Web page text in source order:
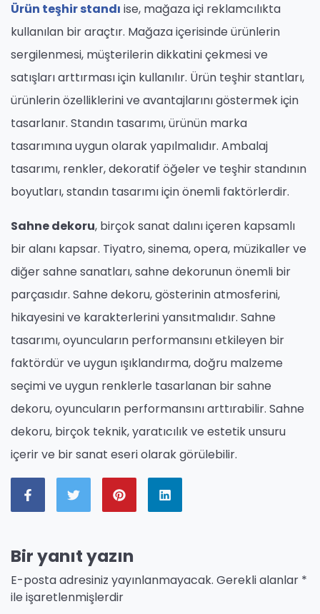
Ürün teşhir standı ise, mağaza içi reklamcılıkta
kullanılan bir araçtır. Mağaza içerisinde ürünlerin
sergilenmesi, müşterilerin dikkatini çekmesi ve
satışları arttırması için kullanılır. Ürün teşhir stantları,
ürünlerin özelliklerini ve avantajlarını göstermek için
tasarlanır. Standın tasarımı, ürünün marka
tasarımına uygun olarak yapılmalıdır. Ambalaj
tasarımı, renkler, dekoratif öğeler ve teşhir standının
boyutları, standın tasarımı için önemli faktörlerdir.
Sahne dekoru, birçok sanat dalını içeren kapsamlı
bir alanı kapsar. Tiyatro, sinema, opera, müzikaller ve
diğer sahne sanatları, sahne dekorunun önemli bir
parçasıdır. Sahne dekoru, gösterinin atmosferini,
hikayesini ve karakterlerini yansıtmalıdır. Sahne
tasarımı, oyuncuların performansını etkileyen bir
faktördür ve uygun ışıklandırma, doğru malzeme
seçimi ve uygun renklerle tasarlanan bir sahne
dekoru, oyuncuların performansını arttırabilir. Sahne
dekoru, birçok teknik, yaratıcılık ve estetik unsuru
içerir ve bir sanat eseri olarak görülebilir.
Bir yanıt yazın
E-posta adresiniz yayınlanmayacak. Gerekli alanlar *
ile işaretlenmişlerdir